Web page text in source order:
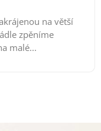
na větší
zpěníme
malé...